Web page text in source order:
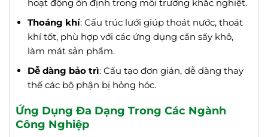
hoạt động ổn định trong môi trường khắc nghiệt.
Thoáng khí: Cấu trúc lưới giúp thoát nước, thoát
khí tốt, phù hợp với các ứng dụng cần sấy khô,
làm mát sản phẩm.
Dễ dàng bảo trì: Cấu tạo đơn giản, dễ dàng thay
thế các bộ phận bị hỏng hóc.
Ứng Dụng Đa Dạng Trong Các Ngành
Công Nghiệp